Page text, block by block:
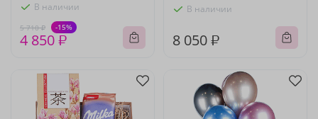
В наличии
5 710 ₽ -15%
4 850 ₽
В наличии
8 050 ₽